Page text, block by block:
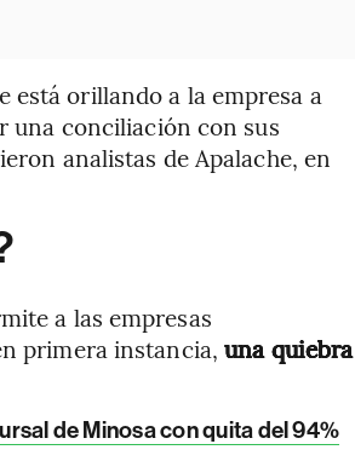
está orillando a la empresa a
una conciliación con sus
analistas de Apalache, en
a las empresas
primera instancia,una quiebra
de Minosa con quita del 94%